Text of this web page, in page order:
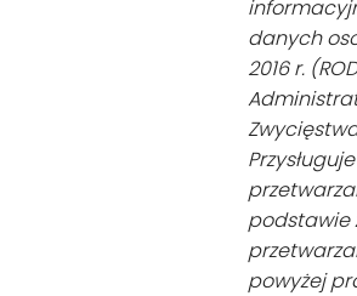
danych
2016 r.
podstawie
powyżej